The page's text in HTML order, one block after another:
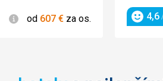
Informácie
od 607 € za os. 4,6